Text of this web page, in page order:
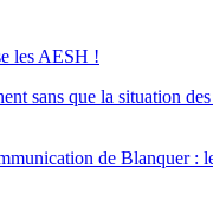
les AESH !
sans que la situation
de Blanquer :